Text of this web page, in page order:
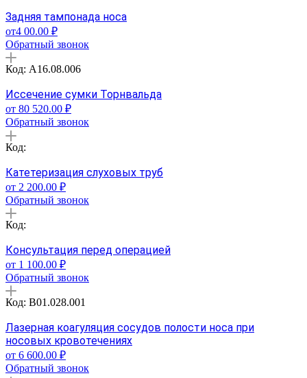
Задняя тампонада носа
от4 00.00 ₽
Обратный звонок
Код: A16.08.006
Иссечение сумки Торнвальда
от 80 520.00 ₽
Обратный звонок
Код:
Катетеризация слуховых труб
от 2 200.00 ₽
Обратный звонок
Код:
Консультация перед операцией
от 1 100.00 ₽
Обратный звонок
Код: B01.028.001
Лазерная коагуляция сосудов полости носа при
носовых кровотечениях
от 6 600.00 ₽
Обратный звонок